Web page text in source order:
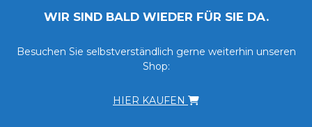
WIR SIND BALD WIEDER FÜR SIE DA.
Besuchen Sie selbstverständlich gerne weiterhin unseren
Shop:
HIER KAUFEN